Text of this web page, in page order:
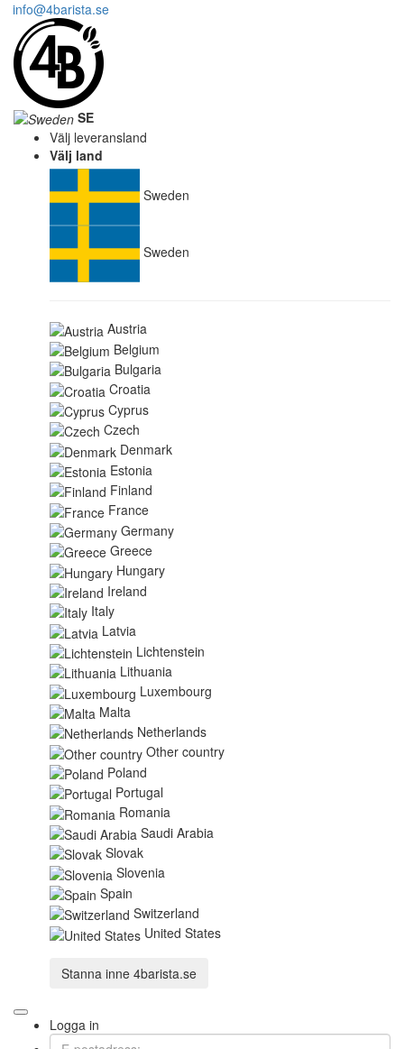
info@4barista.se
SE
Välj leveransland
Välj land
Sweden
Sweden
Austria
Belgium
Bulgaria
Croatia
Cyprus
Czech
Denmark
Estonia
Finland
France
Germany
Greece
Hungary
Ireland
Italy
Latvia
Lichtenstein
Lithuania
Luxembourg
Malta
Netherlands
Other country
Poland
Portugal
Romania
Saudi Arabia
Slovak
Slovenia
Spain
Switzerland
United States
Stanna inne 4barista.se
Logga in